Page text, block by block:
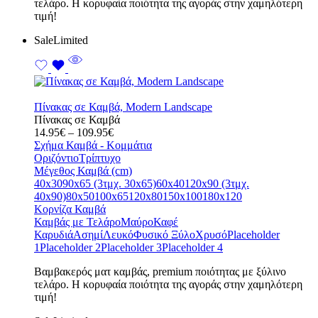
τελάρο. Η κορυφαία ποιότητα της αγοράς στην χαμηλότερη
τιμή!
SaleLimited
Πίνακας σε Καμβά, Modern Landscape
Πίνακας σε Καμβά
14.95€ – 109.95€Price
range:
14.95€
through
109.95€
Σχήμα Καμβά - Κομμάτια
ΟριζόντιοΤρίπτυχο
Μέγεθος Καμβά (cm)
40x3090x65 (3τμχ. 30x65)60x40120x90 (3τμχ.
40x90)80x50100x65120x80150x100180x120
Κορνίζα Καμβά
Καμβάς με ΤελάροΜαύροΚαφέ
ΚαρυδιάΑσημίΛευκόΦυσικό ΞύλοΧρυσόPlaceholder
1Placeholder 2Placeholder 3Placeholder 4
Bαμβακερός ματ καμβάς, premium ποιότητας με ξύλινο
τελάρο. Η κορυφαία ποιότητα της αγοράς στην χαμηλότερη
τιμή!